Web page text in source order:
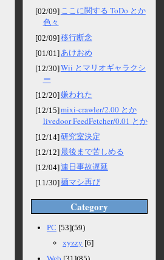
[02/09] ここに関する ToDo とか
色々
[02/09]移行断念
[01/01]あけおめ
[12/30]Wii とマリオギャラクシ
ー
[12/20]嫌われた
[12/15]mixi-crawler/2.00 とか
livedoor FeedFetcher/0.01 とか
[12/14]研究室決定
[12/12]最後まで苦しめる
[12/04]連日事故遅延
[11/30]麺マシ再び
Category
PC [53](59)
xyzzy [6]